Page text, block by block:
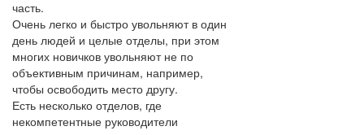
часть.
Очень легко и быстро увольняют в один
день людей и целые отделы, при этом
многих новичков увольняют не по
объективным причинам, например,
чтобы освободить место другу.
Есть несколько отделов, где
некомпетентные руководители